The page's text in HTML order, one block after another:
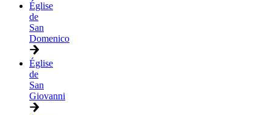
Église
de
San
Domenico
Église
de
San
Giovanni